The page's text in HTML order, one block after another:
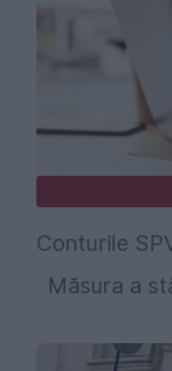
Conturile
Măsura a